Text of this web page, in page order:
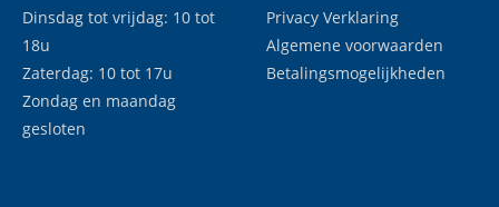
Dinsdag tot vrijdag: 10 tot
18u
Zaterdag: 10 tot 17u
Zondag en maandag
gesloten
Privacy Verklaring
Algemene voorwaarden
Betalingsmogelijkheden